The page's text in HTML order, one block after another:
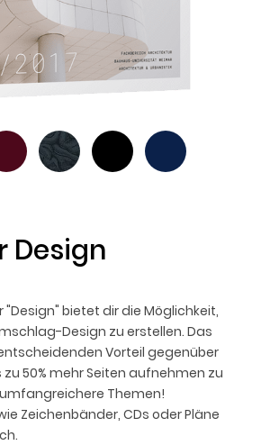
Design
bietet dir die Möglichkeit,
Design zu erstellen. Das
Vorteil gegenüber
50% mehr Seiten aufnehmen zu
Themen!
Zeichenbänder, CDs oder Pläne